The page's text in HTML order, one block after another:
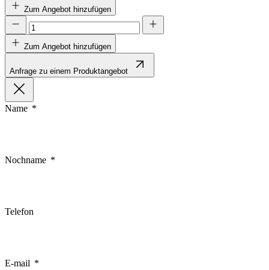
Zum Angebot hinzufügen
Zum Angebot hinzufügen
Anfrage zu einem Produktangebot
Name
Nochname
Telefon
E-mail